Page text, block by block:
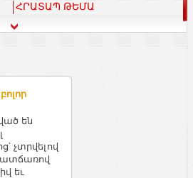
ՀՐԱՏԱՊ ԹԵՄԱ
են
չտրվելով
եւ